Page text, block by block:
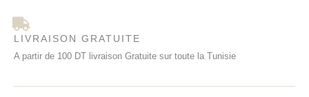
LIVRAISON GRATUITE
A partir de 100 DT livraison Gratuite sur toute la Tunisie